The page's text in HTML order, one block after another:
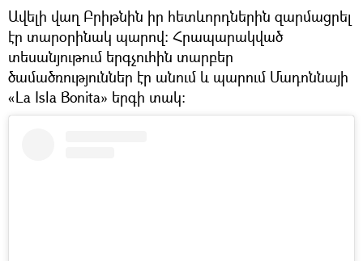
Ավելի վաղ Բրիթնին իր հետևորդներին զարմացրել
էր տարօրինակ պարով։ Հրապարակված
տեսանյութում երգչուհին տարբեր
ծամածռություններ էր անում և պարում Մադոննայի
«La Isla Bonita» երգի տակ։